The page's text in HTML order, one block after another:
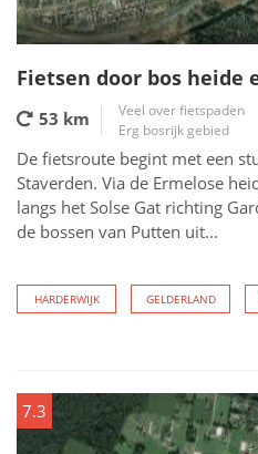
Fietsen door bos heide
53 km
Veel over fietspaden
Erg bosrijk gebied
De fietsroute begint met een
Staverden. Via de Ermelose
langs het Solse Gat richting
de bossen van Putten uit...
HARDERWIJK GELDERLAND
7.3